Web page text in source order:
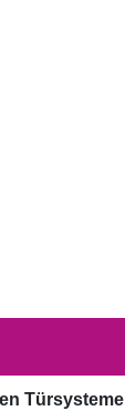
Türsysteme